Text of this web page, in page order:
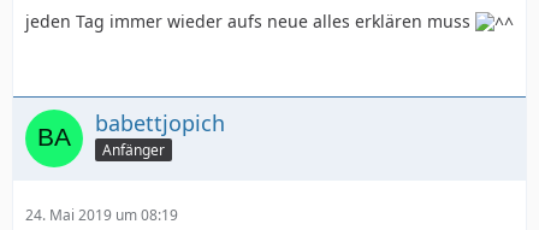
jeden Tag immer wieder aufs neue alles erklären muss
babettjopich
Anfänger
24. Mai 2019 um 08:19